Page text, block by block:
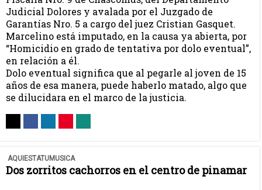
Judicial Dolores y avalada por el Juzgado de
Garantías Nro. 5 a cargo del juez Cristian Gasquet.
Marcelino está imputado, en la causa ya abierta, por
“Homicidio en grado de tentativa por dolo eventual”,
en relación a él.
Dolo eventual significa que al pegarle al joven de 15
años de esa manera, puede haberlo matado, algo que
se dilucidara en el marco de la justicia.
AQUIESTATUMUSICA
Dos zorritos cachorros en el centro de pinamar